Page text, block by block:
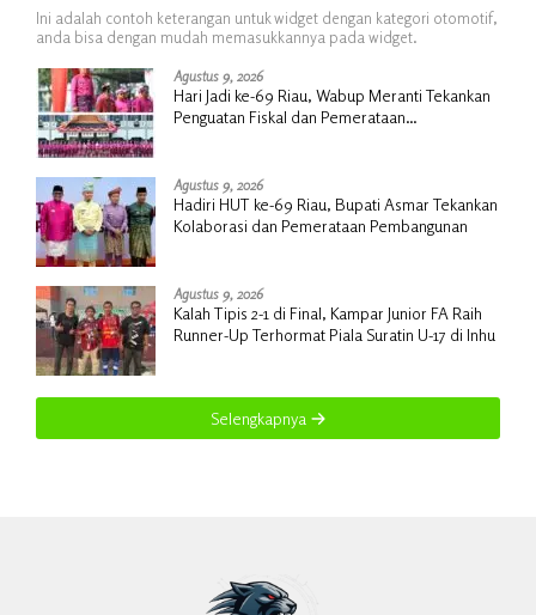
Ini adalah contoh keterangan untuk widget dengan kategori otomotif,
anda bisa dengan mudah memasukkannya pada widget.
Agustus 9, 2026
Hari Jadi ke-69 Riau, Wabup Meranti Tekankan
Penguatan Fiskal dan Pemerataan
Agustus 9, 2026
Hadiri HUT ke-69 Riau, Bupati Asmar Tekankan
Kolaborasi dan Pemerataan Pembangunan
Agustus 9, 2026
Kalah Tipis 2-1 di Final, Kampar Junior FA Raih
Runner-Up Terhormat Piala Suratin U-17 di Inhu
Selengkapnya